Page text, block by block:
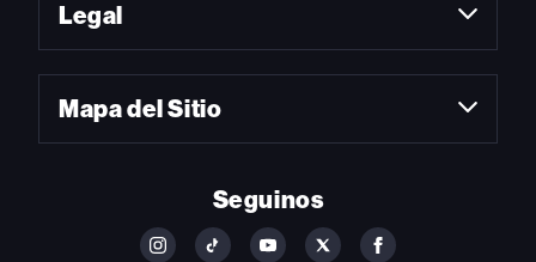
Legal
Mapa del Sitio
Seguinos
FOLLOWFOLLOWFOLLOWFOLLOWFOLLOW